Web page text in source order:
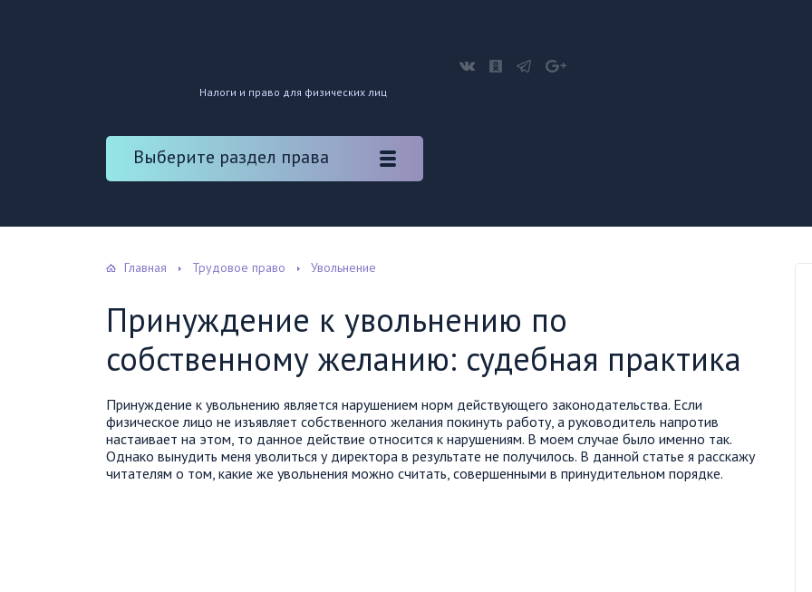
Налоги и право для физических лиц
Выберите раздел права
Главная Трудовое право Увольнение
Принуждение к увольнению по
собственному желанию: судебная практика
Принуждение к увольнению является нарушением норм действующего законодательства. Если
физическое лицо не изъявляет собственного желания покинуть работу, а руководитель напротив
настаивает на этом, то данное действие относится к нарушениям. В моем случае было именно так.
Однако вынудить меня уволиться у директора в результате не получилось. В данной статье я расскажу
читателям о том, какие же увольнения можно считать, совершенными в принудительном порядке.